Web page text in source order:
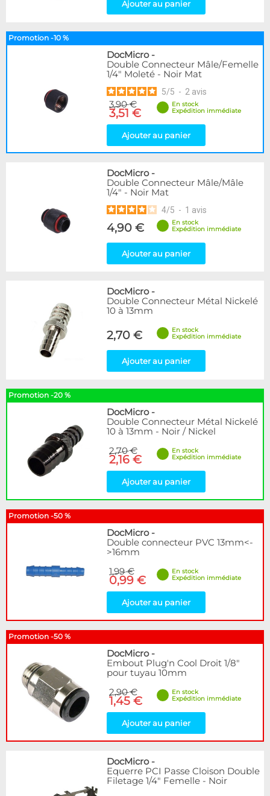
Ajouter au panier
Promotion -10 %
DocMicro-
Double Connecteur Mâle/Femelle
1/4" Moleté - Noir Mat
5/5 - 2 avis
3,90 €
3,51 €
En stock
Expédition immédiate
Ajouter au panier
DocMicro-
Double Connecteur Mâle/Mâle
1/4" - Noir Mat
4/5 - 1 avis
4,90 €
En stock
Expédition immédiate
Ajouter au panier
DocMicro-
Double Connecteur Métal Nickelé
10 à 13mm
2,70 €
En stock
Expédition immédiate
Ajouter au panier
Promotion -20 %
DocMicro-
Double Connecteur Métal Nickelé
10 à 13mm - Noir / Nickel
2,70 €
2,16 €
En stock
Expédition immédiate
Ajouter au panier
Promotion -50 %
DocMicro-
Double connecteur PVC 13mm<-
>16mm
1,99 €
0,99 €
En stock
Expédition immédiate
Ajouter au panier
Promotion -50 %
DocMicro-
Embout Plug'n Cool Droit 1/8"
pour tuyau 10mm
2,90 €
1,45 €
En stock
Expédition immédiate
Ajouter au panier
DocMicro-
Equerre PCI Passe Cloison Double
Filetage 1/4" Femelle - Noir